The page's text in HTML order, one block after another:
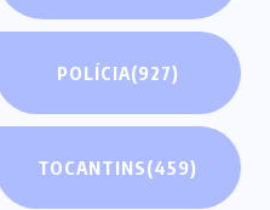
POLÍCIA(927)
TOCANTINS(459)